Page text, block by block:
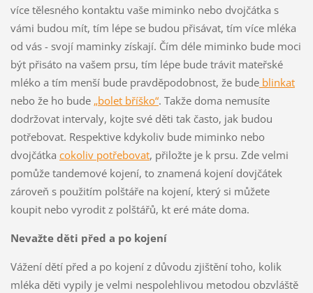
více tělesného kontaktu vaše miminko nebo dvojčátka s
vámi budou mít, tím lépe se budou přisávat, tím více mléka
od vás - svojí maminky získají. Čím déle miminko bude moci
být přisáto na vašem prsu, tím lépe bude trávit mateřské
mléko a tím menší bude pravděpodobnost, že budeblinkat
nebo že ho bude „bolet bříško“. Takže doma nemusíte
dodržovat intervaly, kojte své děti tak často, jak budou
potřebovat. Respektive kdykoliv bude miminko nebo
dvojčátka cokoliv potřebovat, přiložte je k prsu. Zde velmi
pomůže tandemové kojení, to znamená kojení dovjčátek
zároveň s použitím polštáře na kojení, který si můžete
koupit nebo vyrodit z polštářů, kt eré máte doma.
Nevažte děti před a po kojení
Vážení dětí před a po kojení z důvodu zjištění toho, kolik
mléka děti vypily je velmi nespolehlivou metodou obzvláště